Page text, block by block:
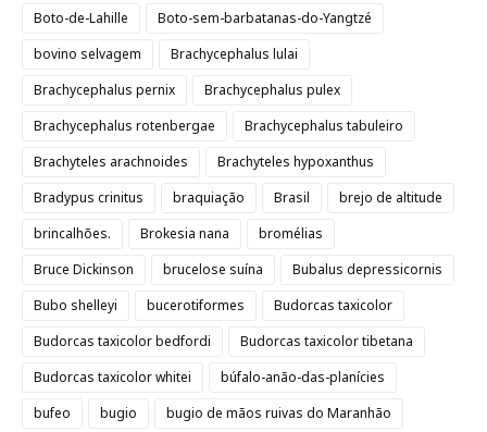
Boto-de-Lahille
Boto-sem-barbatanas-do-Yangtzé
bovino selvagem
Brachycephalus lulai
Brachycephalus pernix
Brachycephalus pulex
Brachycephalus rotenbergae
Brachycephalus tabuleiro
Brachyteles arachnoides
Brachyteles hypoxanthus
Bradypus crinitus
braquiação Brasil
brejo de altitude
brincalhões.
Brokesia nana
bromélias
Bruce Dickinson
brucelose suína
Bubalus depressicornis
Bubo shelleyi
bucerotiformes
Budorcas taxicolor
Budorcas taxicolor bedfordi
Budorcas taxicolor tibetana
Budorcas taxicolor whitei
búfalo-anão-das-planícies
bufeo
bugio
bugio de mãos ruivas do Maranhão